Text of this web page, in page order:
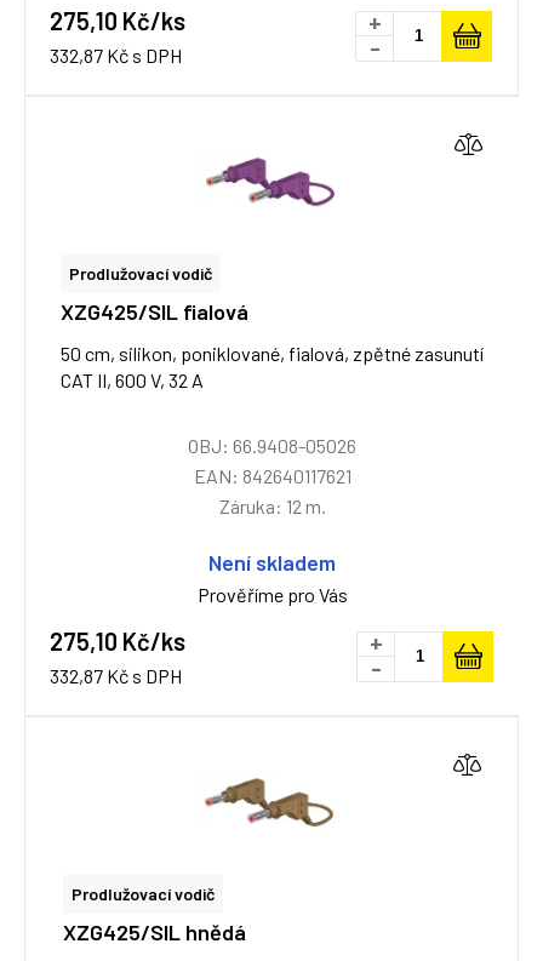
275,10 Kč/ks
332,87 Kč s DPH
+
-
Prodlužovací vodič
XZG425/SIL fialová
50 cm, silikon, poniklované, fialová, zpětné zasunutí
CAT II, 600 V, 32 A
OBJ: 66.9408-05026
EAN: 842640117621
Záruka: 12 m.
Není skladem
Prověříme pro Vás
275,10 Kč/ks
332,87 Kč s DPH
+
-
Prodlužovací vodič
XZG425/SIL hnědá